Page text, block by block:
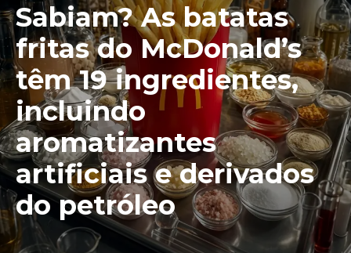
Sabiam? As batatas
fritas do McDonald’s
têm 19 ingredientes,
incluindo
aromatizantes
artificiais e derivados
do petróleo